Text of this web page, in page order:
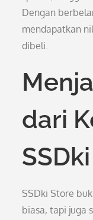
Dengan
mendapatkan
dibeli.
dari
SSDki Store
biasa, tapi juga